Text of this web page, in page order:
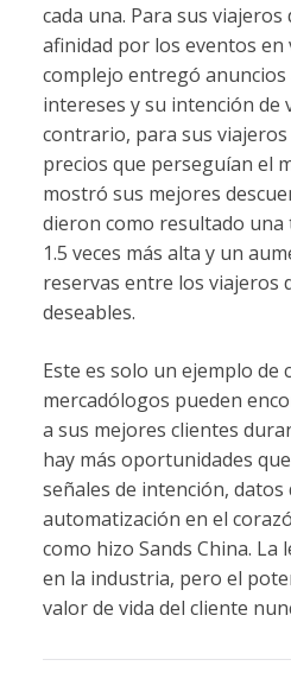
cada una. Para sus
afinidad por los eventos en
complejo entregó anuncios
intereses y su intención de
contrario, para sus viajeros
precios que perseguían el
mostró sus mejores
dieron como resultado una
1.5 veces más alta y un
reservas entre los viajeros
deseables.
Este es solo un ejemplo de
mercadólogos pueden
a sus mejores clientes
hay más oportunidades
señales de intención, datos
automatización en el
como hizo Sands China. La
en la industria, pero el
valor de vida del cliente